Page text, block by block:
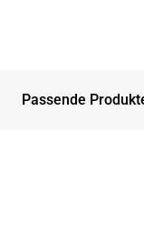
Passende